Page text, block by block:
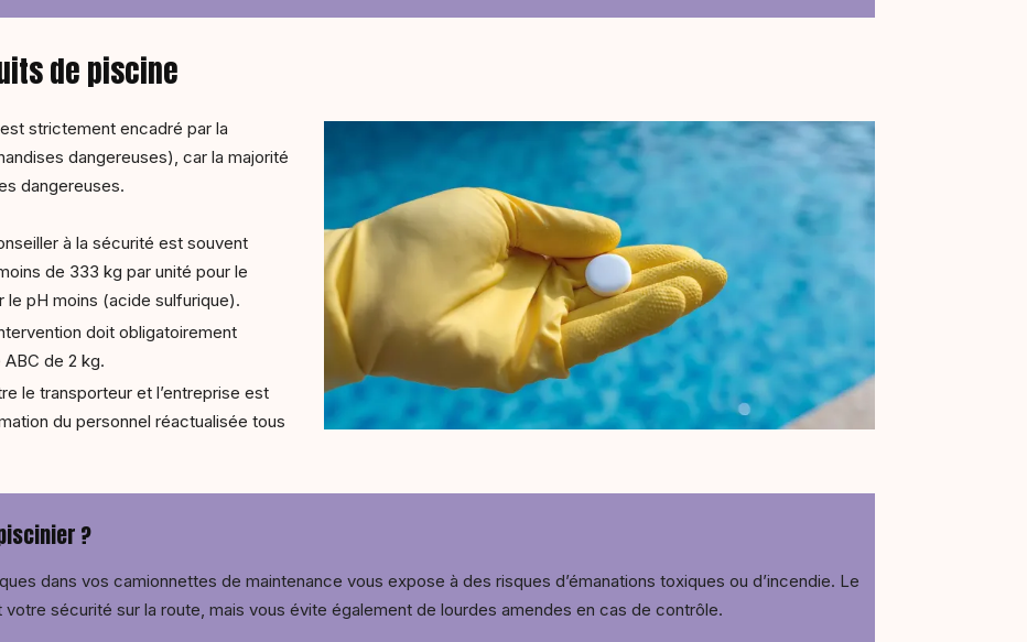
de piscine
strictement encadré par la
dangereuses), car la majorité
dangereuses.
à la sécurité est souvent
de 333 kg par unité pour le
le pH moins (acide sulfurique).
doit obligatoirement
de 2 kg.
le transporteur et l’entreprise est
du personnel réactualisée tous
?
dans vos camionnettes de maintenance vous expose à des risques d’émanations toxiques ou d’incendie. Le
votre sécurité sur la route, mais vous évite également de lourdes amendes en cas de contrôle.